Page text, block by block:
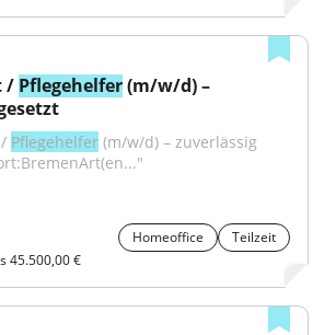
/ Pflegehelfer (m/w/d) –
Pflegehelfer (m/w/d) – zuverlässig
Homeoffice
Teilzeit
45.500,00 €